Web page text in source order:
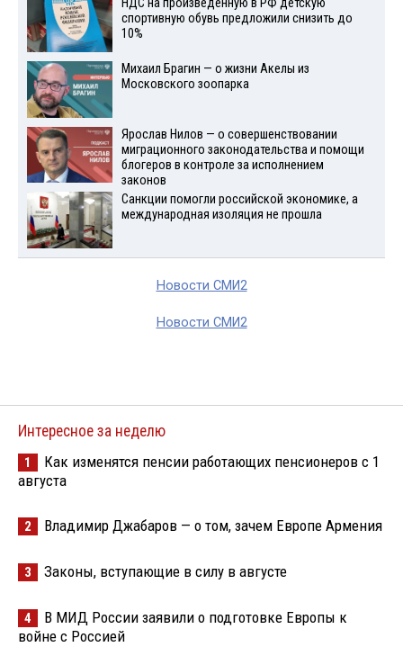
НДС на произведенную в РФ детскую
спортивную обувь предложили снизить до
10%
Михаил Брагин — о жизни Акелы из
Московского зоопарка
Ярослав Нилов — о совершенствовании
миграционного законодательства и помощи
блогеров в контроле за исполнением
законов
Санкции помогли российской экономике, а
международная изоляция не прошла
Новости СМИ2
Новости СМИ2
Интересное за неделю
1
Как изменятся пенсии работающих пенсионеров с 1
августа
2 Владимир Джабаров — о том, зачем Европе Армения
3 Законы, вступающие в силу в августе
4
В МИД России заявили о подготовке Европы к
войне с Россией